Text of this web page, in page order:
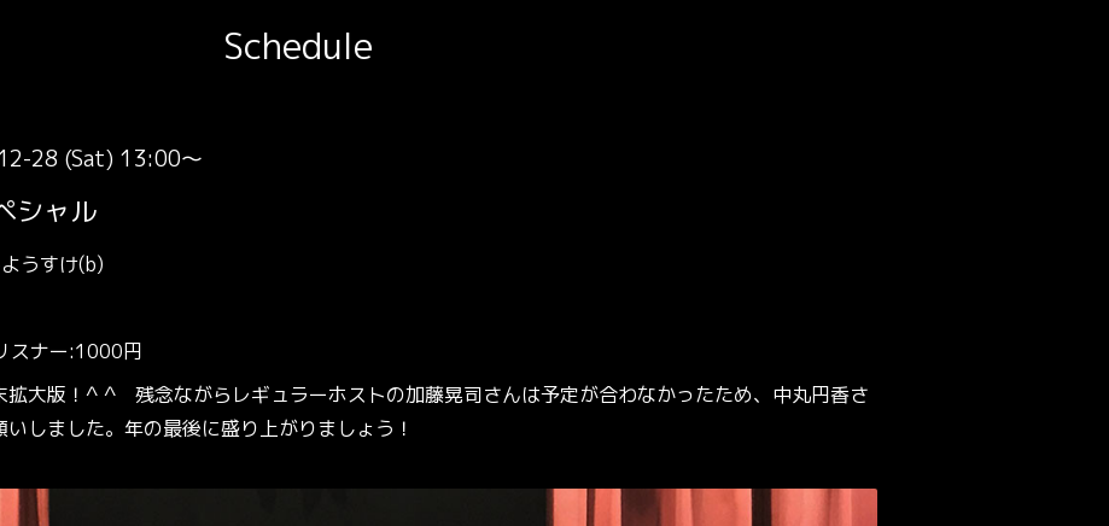
Schedule
28 (Sat) 13:00～
シャル
うすけ(b)
スナー:1000円
拡大版！^ ^ 残念ながらレギュラーホストの加藤晃司さんは予定が合わなかったため、中丸円香さ
しました。年の最後に盛り上がりましょう！